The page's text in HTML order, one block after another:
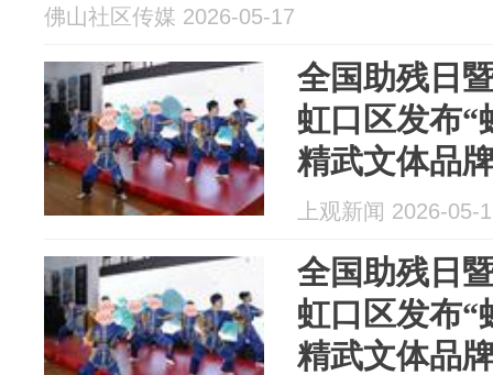
佛山社区传媒 2026-05-17
全国助残日
虹口区发布“
精武文体品
上观新闻 2026-05-
全国助残日
虹口区发布“
精武文体品